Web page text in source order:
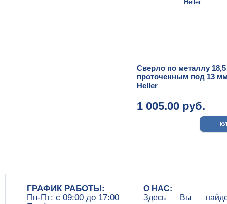
Сверло по металлу
проточенным под 13
Heller
1 005.00 руб.
ГРАФИК РАБОТЫ:
Пн-Пт: c 09:00 до 17:00
О НАС:
Здесь Вы